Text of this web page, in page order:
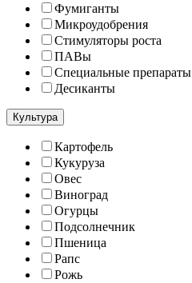
Фумиганты
Микроудобрения
Стимуляторы роста
ПАВы
Специальные препараты
Десиканты
Культура
Картофель
Кукуруза
Овес
Виноград
Огурцы
Подсолнечник
Пшеница
Рапс
Рожь